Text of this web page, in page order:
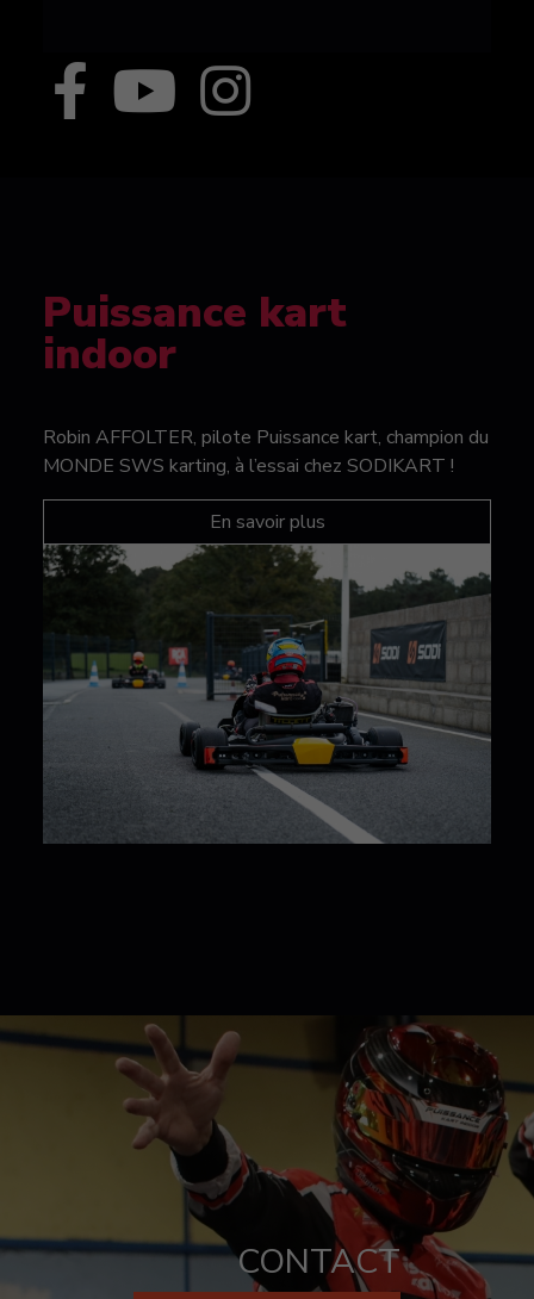
Puissance kart
indoor
Robin AFFOLTER, pilote Puissance kart, champion du
MONDE SWS karting, à l’essai chez SODIKART !
En savoir plus
CONTACT